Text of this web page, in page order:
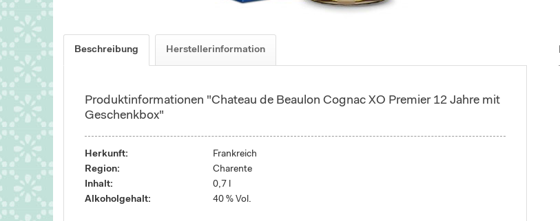
Beschreibung Herstellerinformation
Produktinformationen "Chateau de Beaulon Cognac XO Premier 12 Jahre mit
Geschenkbox"
Herkunft:
Frankreich
Region:
Charente
Inhalt:
0,7 l
Alkoholgehalt:
40 % Vol.